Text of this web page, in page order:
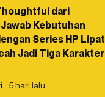
dari
Kebutuhan
Series HP Lipat
Jadi Tiga Karakter
5 hari lalu